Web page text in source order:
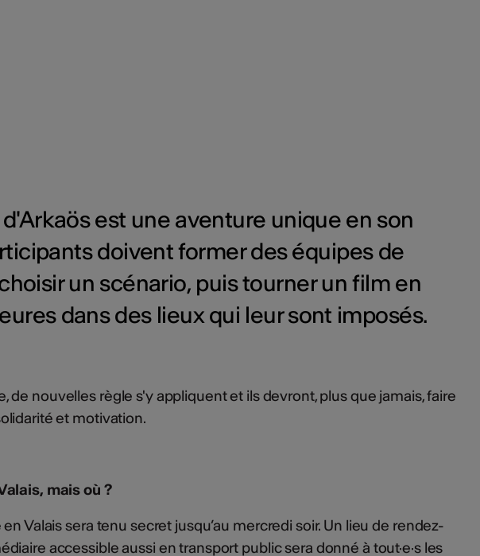
est une aventure unique en son
doivent former des équipes de
un scénario, puis tourner un film en
dans des lieux qui leur sont imposés.
de nouvelles règle s'y appliquent et ils devront, plus que jamais, faire
et motivation.
mais où ?
Valais sera tenu secret jusqu’au mercredi soir. Un lieu de rendez-
accessible aussi en transport public sera donné à tout·e·s les